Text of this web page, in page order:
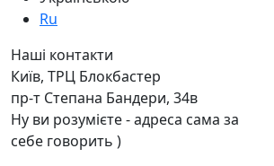
Ru
Наші контакти
Київ, ТРЦ Блокбастер
пр-т Степана Бандери, 34в
Ну ви розумієте - адреса сама за
себе говорить )